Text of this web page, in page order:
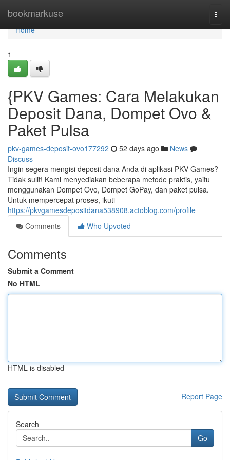
bookmarkuse
Home
Home
1
{PKV Games: Cara Melakukan
Deposit Dana, Dompet Ovo &
Paket Pulsa
pkv-games-deposit-ovo177292 52 days ago
News
Discuss
Ingin segera mengisi deposit dana Anda di aplikasi PKV Games?
Tidak sulit! Kami menyediakan beberapa metode praktis, yaitu
menggunakan Dompet Ovo, Dompet GoPay, dan paket pulsa.
Untuk mempercepat proses, ikuti
https://pkvgamesdepositdana538908.actoblog.com/profile
Comments
Who Upvoted
Comments
Submit a Comment
No HTML
HTML is disabled
Report Page
Search
Go